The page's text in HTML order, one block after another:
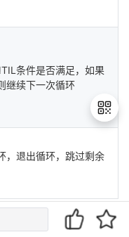
条件是否满足，如果
继续下一次循环
，退出循环，跳过剩余